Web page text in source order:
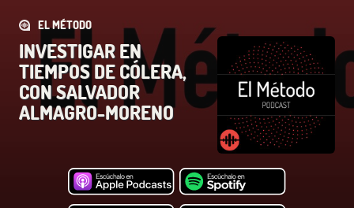
EL MÉTODO
INVESTIGAR EN
TIEMPOS DE CÓLERA,
CON SALVADOR
ALMAGRO-MORENO